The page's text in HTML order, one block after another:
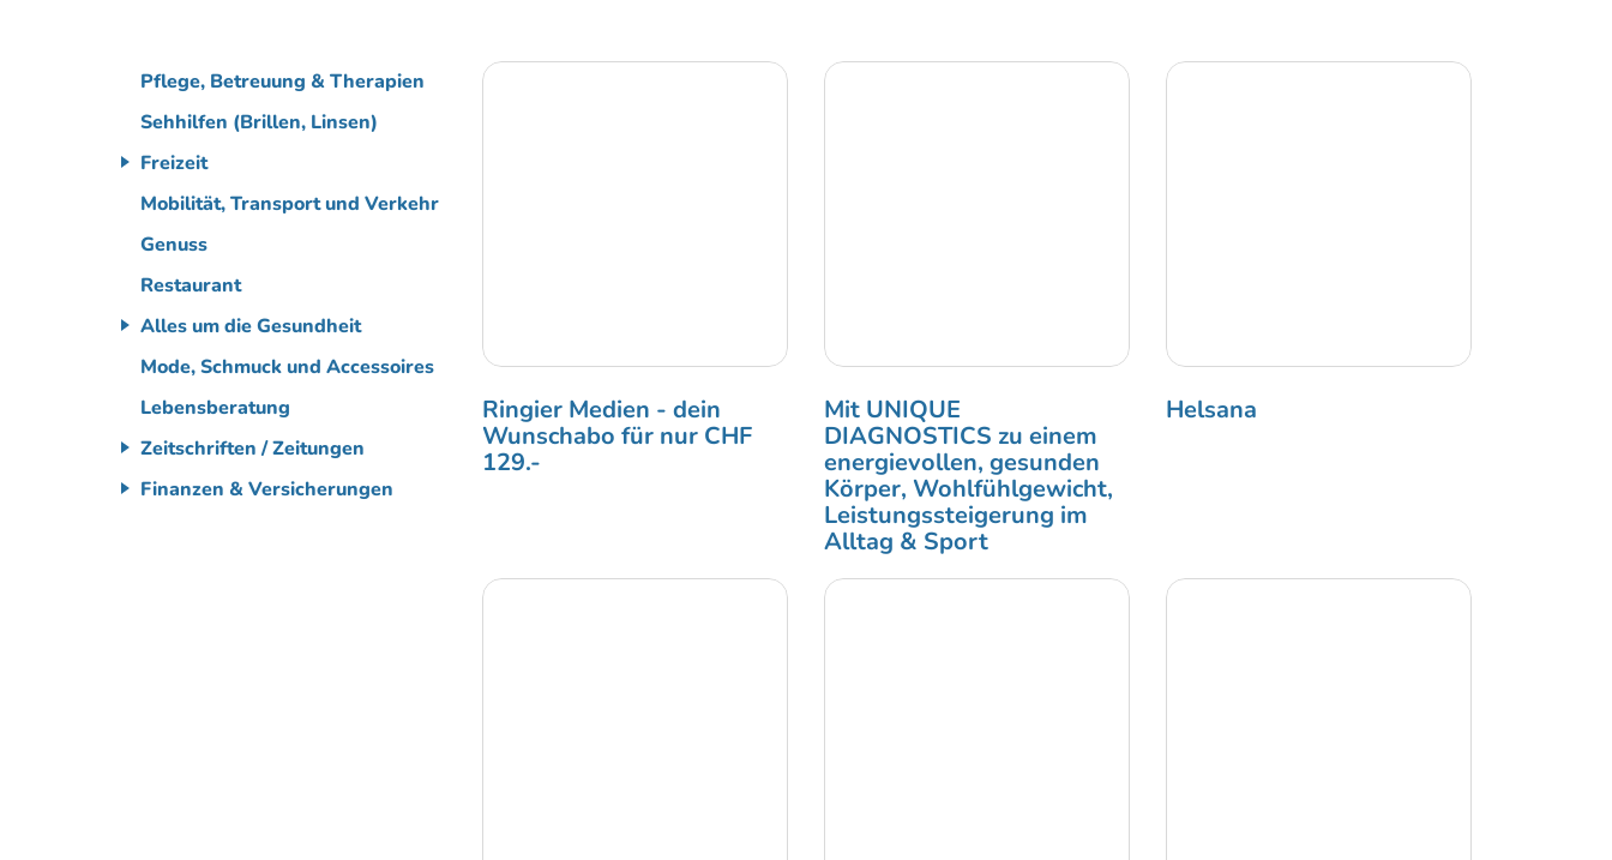
Pflege, Betreuung & Therapien
Sehhilfen (Brillen, Linsen)
Freizeit
Mobilität, Transport und Verkehr
Genuss
Restaurant
Alles um die Gesundheit
Mode, Schmuck und Accessoires
Lebensberatung
Zeitschriften / Zeitungen
Finanzen & Versicherungen
Ringier Medien - dein
Wunschabo für nur CHF
129.-
Mit UNIQUE
DIAGNOSTICS zu einem
energievollen, gesunden
Körper, Wohlfühlgewicht,
Leistungssteigerung im
Alltag & Sport
Helsana